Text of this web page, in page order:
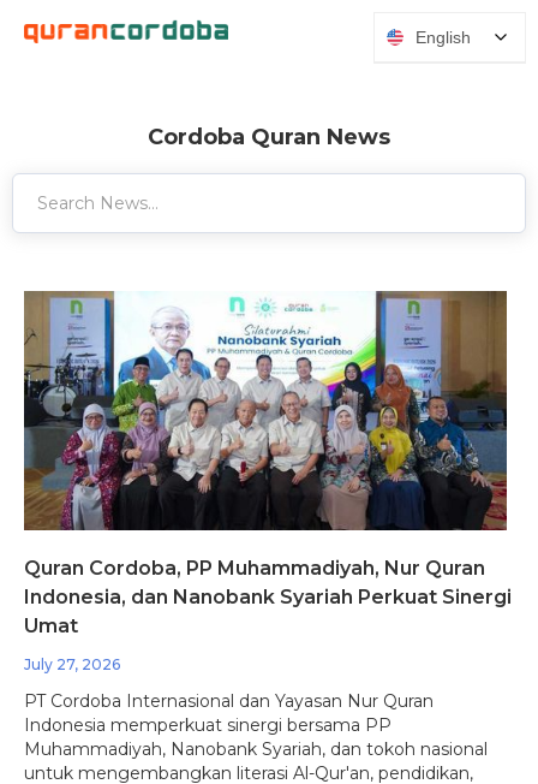
Cordoba Quran News
Quran Cordoba, PP Muhammadiyah, Nur Quran
Indonesia, dan Nanobank Syariah Perkuat Sinergi
Umat
July 27, 2026
PT Cordoba Internasional dan Yayasan Nur Quran
Indonesia memperkuat sinergi bersama PP
Muhammadiyah, Nanobank Syariah, dan tokoh nasional
untuk mengembangkan literasi Al-Qur'an, pendidikan,
English